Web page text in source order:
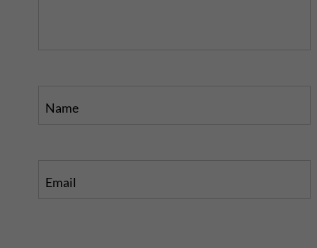
Name
Email